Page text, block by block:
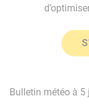
Bulletin météo à